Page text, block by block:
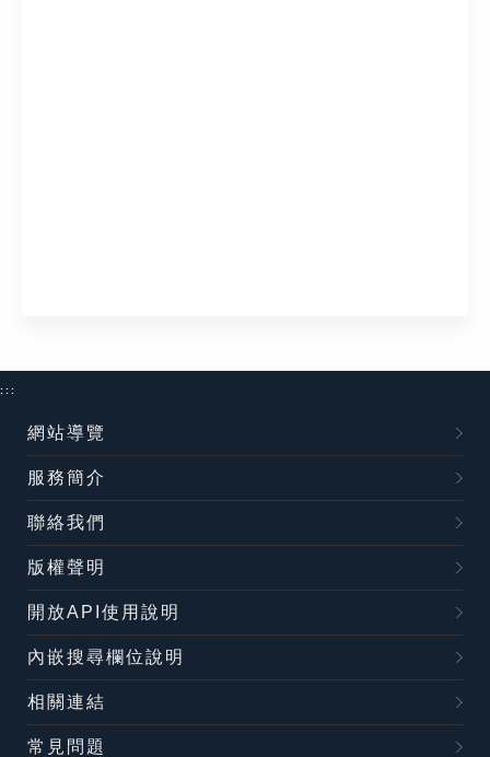
:::
網站導覽
服務簡介
聯絡我們
版權聲明
開放API使用說明
內嵌搜尋欄位說明
相關連結
常見問題